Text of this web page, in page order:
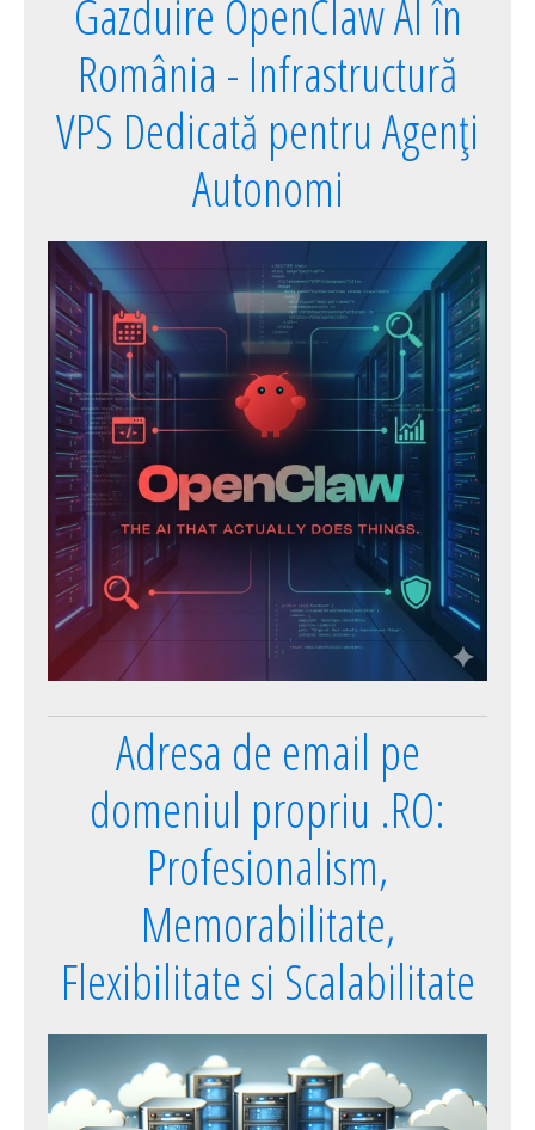
Gazduire OpenClaw AI în
România - Infrastructură
VPS Dedicată pentru Agenți
Autonomi
Adresa de email pe
domeniul propriu .RO:
Profesionalism,
Memorabilitate,
Flexibilitate si Scalabilitate